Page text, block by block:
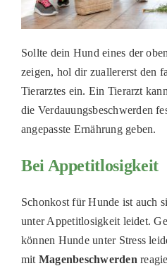
Sollte dein Hund eines der
zeigen, hol dir zuallererst den
Tierarztes ein. Ein Tierarzt
die Verdauungsbeschwerden
angepasste Ernährung geben.
Bei Appetitlosigkeit
Schonkost für Hunde ist auch
unter Appetitlosigkeit leidet.
können Hunde unter Stress
mit Magenbeschwerden